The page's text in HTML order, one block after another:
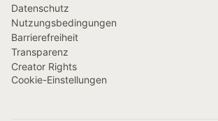
Datenschutz
Nutzungsbedingungen
Barrierefreiheit
Transparenz
Creator Rights
Cookie-Einstellungen